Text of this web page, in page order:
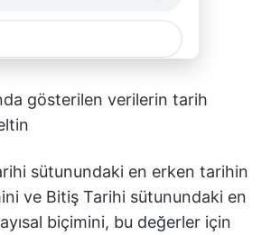
gösterilen verilerin tarih
sütunundaki en erken tarihin
ve Bitiş Tarihi sütunundaki en
biçimini, bu değerler için